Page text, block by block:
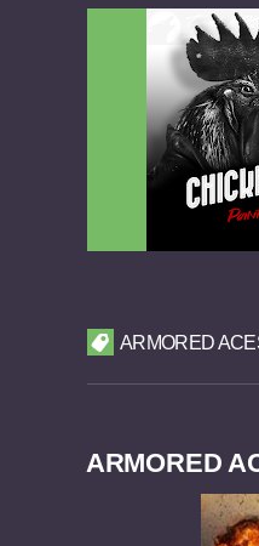
ARMORED
ARMORED